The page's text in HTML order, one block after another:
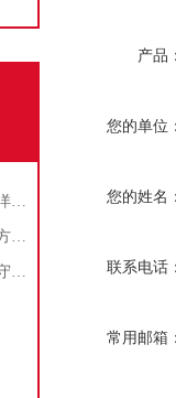
探秘声速测量仪：在声波的海洋中寻找“音速之谜”
读数显微镜的工作过程和使用方法介绍
透镜焦距测量仪：光学精度的守护者
产品
您的单位
您的姓名
联系电话
常用邮箱